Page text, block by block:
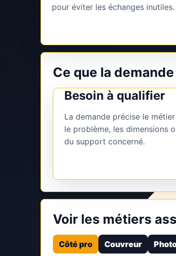
pour éviter les échanges inutiles.
Ce que la
Besoin à qualifier
La demande précise le
le problème, les dimensions
du support concerné.
Voir les métiers
Côté pro Couvreur